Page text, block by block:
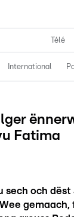
Télé
International
Fatima
sech och
gemaach,